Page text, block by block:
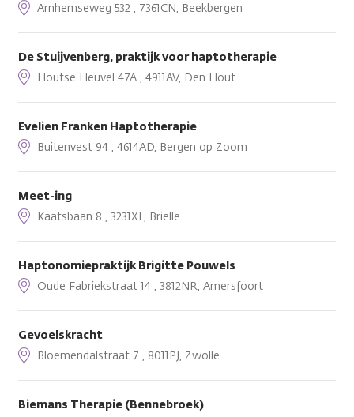
Arnhemseweg 532 , 7361CN, Beekbergen
De Stuijvenberg, praktijk voor haptotherapie
Houtse Heuvel 47A , 4911AV, Den Hout
Evelien Franken Haptotherapie
Buitenvest 94 , 4614AD, Bergen op Zoom
Meet-ing
Kaatsbaan 8 , 3231XL, Brielle
Haptonomiepraktijk Brigitte Pouwels
Oude Fabriekstraat 14 , 3812NR, Amersfoort
Gevoelskracht
Bloemendalstraat 7 , 8011PJ, Zwolle
Biemans Therapie (Bennebroek)